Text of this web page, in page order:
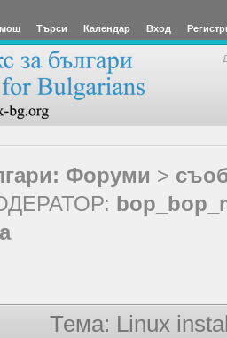
Търси Календар Вход
Форуми >
Тема: Linux